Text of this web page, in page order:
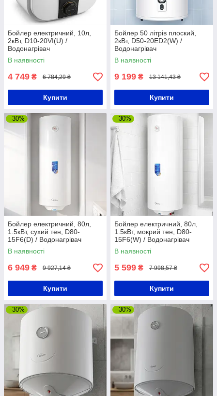
Бойлер електричний, 10л,
2кВт, D10-20VI(U) /
Водонагрівач
накопичувальний /
Водонагрівач під мийку
В наявності
4 749 ₴ 6 784,29 ₴
Купити
Бойлер 50 літрів плоский,
2кВт, D50-20ED2(W) /
Водонагрівач
накопичувальний / Бойлер
електричний
В наявності
9 199 ₴ 13 141,43 ₴
Купити
–30%
Бойлер електричний, 80л,
1.5кВт, сухий тен, D80-
15F6(D) / Водонагрівач
побутовий сухий /
Водонагрівач
вертикальний
В наявності
6 949 ₴ 9 927,14 ₴
Купити
–30%
Бойлер електричний, 80л,
1.5кВт, мокрий тен, D80-
15F6(W) / Водонагрівач
електричний
накопичувальний /
В наявності
5 599 ₴ 7 998,57 ₴
Купити
–30% –30%